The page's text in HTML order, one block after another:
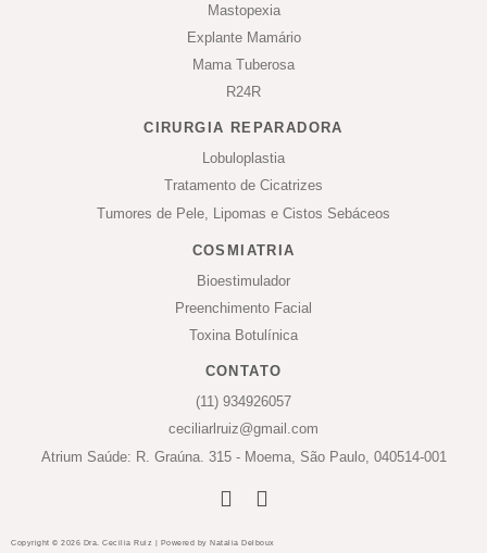
Mastopexia
Explante Mamário
Mama Tuberosa
R24R
CIRURGIA REPARADORA
Lobuloplastia
Tratamento de Cicatrizes
Tumores de Pele, Lipomas e Cistos Sebáceos
COSMIATRIA
Bioestimulador
Preenchimento Facial
Toxina Botulínica
CONTATO
(11) 934926057
ceciliarlruiz@gmail.com
Atrium Saúde: R. Graúna. 315 - Moema, São Paulo, 040514-001
Copyright © 2026 Dra. Cecilia Ruiz | Powered by Natalia Delboux